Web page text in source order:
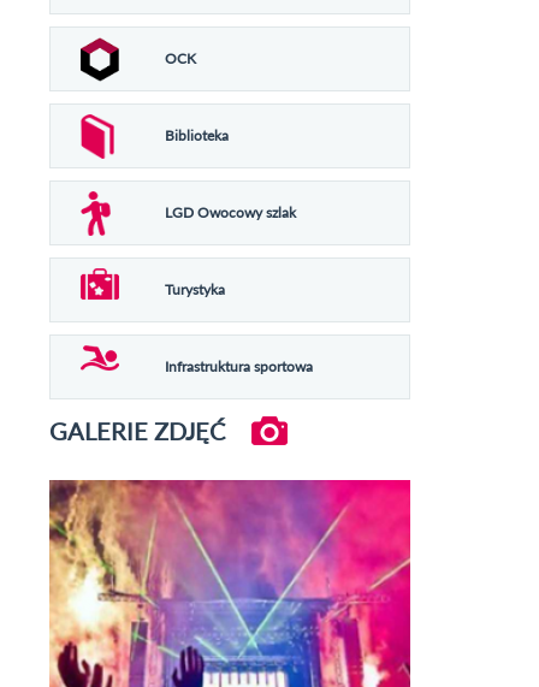
OCK
Biblioteka
LGD Owocowy szlak
Turystyka
Infrastruktura sportowa
GALERIE ZDJĘĆ